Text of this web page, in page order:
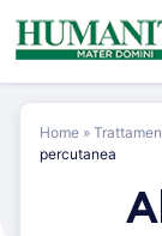
Skip
to
Home »
percutanea